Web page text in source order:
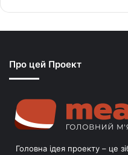
Про цей Проект
Головна ідея проекту – це